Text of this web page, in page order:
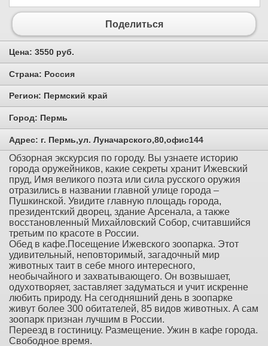
Поделиться
Цена: 3550 руб.
Страна: Россия
Регион: Пермский край
Город: Пермь
Адрес: г. Пермь,ул. Луначарского,80,офис144
Обзорная экскурсия по городу. Вы узнаете историю
города оружейников, какие секреты хранит Ижевский
пруд, Имя великого поэта или сила русского оружия
отразились в названии главной улице города –
Пушкинской. Увидите главную площадь города,
президентский дворец, здание Арсенала, а также
восстановленный Михайловский Собор, считавшийся
третьим по красоте в России.
Обед в кафе.Посещение Ижевского зоопарка. Этот
удивительный, неповторимый, загадочный мир
животных таит в себе много интересного,
необычайного и захватывающего. Он возвышает,
одухотворяет, заставляет задуматься и учит искренне
любить природу. На сегодняшний день в зоопарке
живут более 300 обитателей, 85 видов животных. А сам
зоопарк признан лучшим в России.
Переезд в гостиницу. Размещение. Ужин в кафе города.
Свободное время.